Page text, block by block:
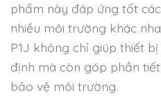
phẩm này đáp ứng tốt
nhiều môi trường khác
P1J không chỉ giúp thiết
định mà còn góp phần
bảo vệ môi trường.